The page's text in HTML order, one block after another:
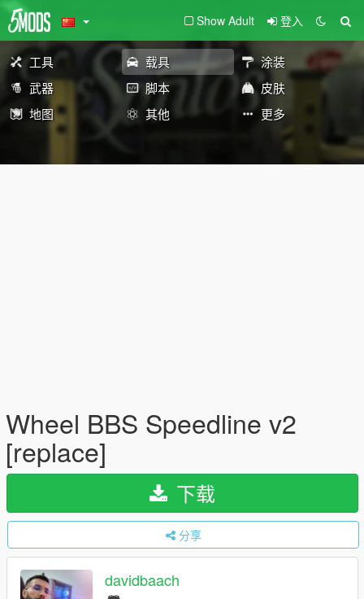
Show Adult 登入
工具 载具
涂装
武器
脚本
皮肤
地图
其他 更多
Wheel BBS Speedline v2
[replace]
下载
分享
davidbaach